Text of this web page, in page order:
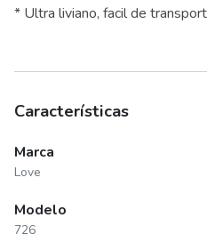
* Ultra liviano, facil de
Características
Marca
Love
Modelo
726